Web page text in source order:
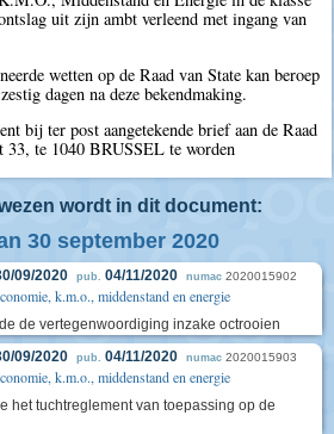
uit zijn ambt verleend met ingang van
wetten op de Raad van State kan beroep
dagen na deze bekendmaking.
bij ter post aangetekende brief aan de Raad
33, te 1040 BRUSSEL te worden
wordt in dit document:
30 september 2020
09/2020 pub. 04/11/2020 numac 2020015902
k.m.o., middenstand en energie
de vertegenwoordiging inzake octrooien
09/2020 pub. 04/11/2020 numac 2020015903
k.m.o., middenstand en energie
het tuchtreglement van toepassing op de